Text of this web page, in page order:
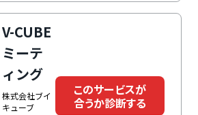
V-CUBE
ミーテ
ィング
株式会社ブイ
キューブ
このサービスが
合うか診断する